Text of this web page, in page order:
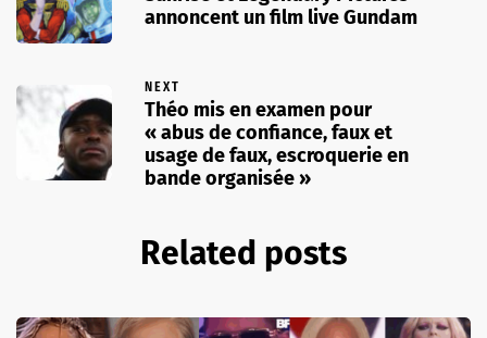
annoncent un film live Gundam
NEXT
Théo mis en examen pour
« abus de confiance, faux et
usage de faux, escroquerie en
bande organisée »
Related posts